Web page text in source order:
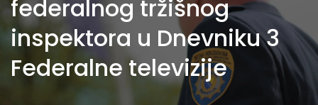
federalnog tržišnog
inspektora u Dnevniku 3
Federalne televizije